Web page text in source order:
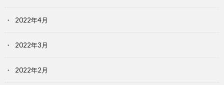
2022年4月
2022年3月
2022年2月